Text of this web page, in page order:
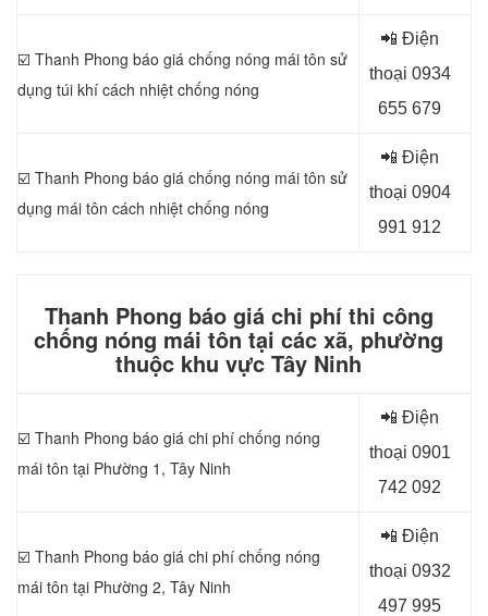
☑️ Thanh Phong báo giá chống nóng mái tôn sử
dụng túi khí cách nhiệt chống nóng
📲 Điện
thoại 0934
655 679
☑️ Thanh Phong báo giá chống nóng mái tôn sử
dụng mái tôn cách nhiệt chống nóng
📲 Điện
thoại 0904
991 912
Thanh Phong báo giá chi phí thi công
chống nóng mái tôn tại các xã, phường
thuộc khu vực Tây Ninh
☑️ Thanh Phong báo giá chi phí chống nóng
mái tôn tại Phường 1, Tây Ninh
📲 Điện
thoại 0901
742 092
☑️ Thanh Phong báo giá chi phí chống nóng
mái tôn tại Phường 2, Tây Ninh
📲 Điện
thoại 0932
497 995